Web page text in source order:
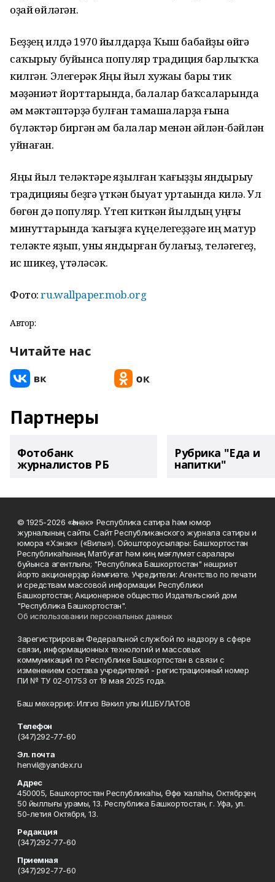
оҙай һөйләгән.
Беҙҙең илдә 1970 йылдарҙа Ҡыш бабайҙы өйгә
саҡырыу буйынса популяр традиция барлыҡҡа
килгән. Элегерәк Яңы йыл хужаһы бары тик
мәҙәниәт йорттарында, балалар баҡсаларында
һәм мәктәптәрҙә булған тамашаларҙа ғына
бүләктәр биргән һәм балалар менән әйлән-бәйлән
уйнаған.
Яңы йыл теләктәре яҙылған ҡағыҙҙы яндырыу
традицияһы беҙгә үткән быуат уртаһында килә. Ул
бөгөн дә популяр. Үтеп киткән йылдың һуңғы
минуттарында ҡағыҙға күңелегеҙҙәге иң матур
теләкте яҙып, уны яндырған булһағыҙ, теләгегеҙ,
һис шикһеҙ, үтәләсәк.
Фото:ru.wallpaper.mob.org
Автор:
Читайте нас
Партнеры
Фотобанк
журналистов РБ
Рубрика "Еда и
напитки"
© 1925-2026 «Һәнәк» Республика сатира һәм юмор
журналының сайты. Сайт Республиканского журнала сатиры и
юмора «Хэнэк» («Вилы»). Ойоштороусылары: Башҡортостан
Республикаһының Матбуғат һәм киң мәғлүмәт саралары
буйынса агентлығы; "Республика Башкортостан" нәшриәт
йорто акционерҙар йәмғиәте. Учредители: Агентство по печати
и средствам массовой информации Республики
Башкортостан; Акционерное общество Издательский дом
"Республика Башкортостан".
Об использовании персональных данных
Зарегистрирован Федеральной службой по надзору в сфере
связи, информационных технологий и массовых
коммуникаций по Республике Башкортостан в связи с
изменением состава учредителей - регистрационный номер
ПИ № ТУ 02-01753 от 19 мая 2025 года.
Баш мөхәррир: Илгиз Вәкил улы ИШБУЛАТОВ
Телефон
(347)292-77-60
Эл. почта
henvil@yandex.ru
Адрес
450005, Башҡортостан Республикаһы, Өфө ҡалаһы, Октябрҙең
50 йыллығы урамы, 13. Республика Башкортостан, г. Уфа, ул.
50-летия Октября, 13.
Редакция
(347)292-77-60
Приемная
(347)292-77-60